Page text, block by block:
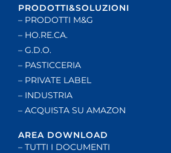
PRODOTTI&SOLUZIONI
– PRODOTTI M&G
– HO.RE.CA.
– G.D.O.
– PASTICCERIA
– PRIVATE LABEL
– INDUSTRIA
– ACQUISTA SU AMAZON
AREA DOWNLOAD
– TUTTI I DOCUMENTI